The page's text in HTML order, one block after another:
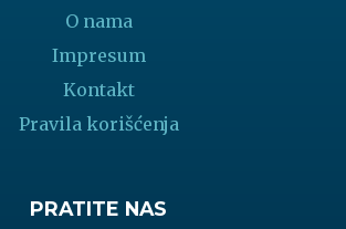
O nama
Impresum
Kontakt
Pravila korišćenja
PRATITE NAS